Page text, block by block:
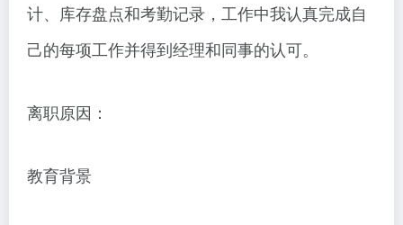
计、库存盘点和考勤记录，工作中我认真完成自
己的每项工作并得到经理和同事的认可。
离职原因：
教育背景